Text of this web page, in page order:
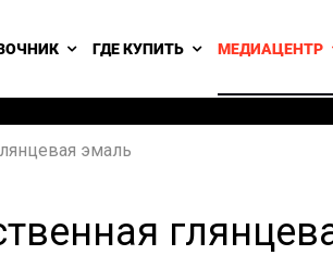
ГДЕ КУПИТЬ МЕДИАЦЕНТР
эмаль